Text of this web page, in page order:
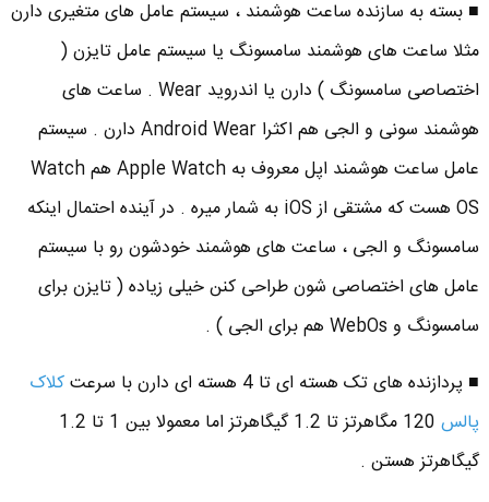
■ بسته به سازنده ساعت هوشمند ، سیستم عامل های متغیری دارن
مثلا ساعت های هوشمند سامسونگ یا سیستم عامل تایزن (
اختصاصی سامسونگ ) دارن یا اندروید Wear . ساعت های
هوشمند سونی و الجی هم اکثرا Android Wear دارن . سیستم
عامل ساعت هوشمند اپل معروف به Apple Watch هم Watch
OS هست که مشتقی از iOS به شمار میره . در آینده احتمال اینکه
سامسونگ و الجی ، ساعت های هوشمند خودشون رو با سیستم
عامل های اختصاصی شون طراحی کنن خیلی زیاده ( تایزن برای
سامسونگ و WebOs هم برای الجی ) .
■ پردازنده های تک هسته ای تا 4 هسته ای دارن با سرعت
کلاک
پالس
120 مگاهرتز تا 1.2 گیگاهرتز اما معمولا بین 1 تا 1.2
گیگاهرتز هستن .